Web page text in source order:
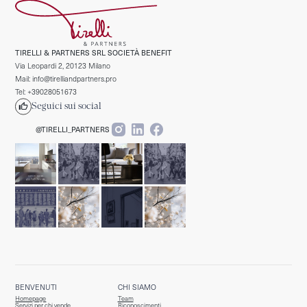
TIRELLI & PARTNERS SRL SOCIETÀ BENEFIT
Via Leopardi 2, 20123 Milano
Mail: info@tirelliandpartners.pro
Tel: +39028051673
Seguici sui social
@TIRELLI_PARTNERS
BENVENUTI
Homepage
CHI SIAMO
Team